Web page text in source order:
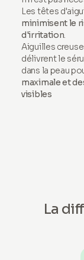
Les têtes
minimisent le
d'irritation.
Aiguilles
délivrent le
dans la peau
maximale et
visibles
La